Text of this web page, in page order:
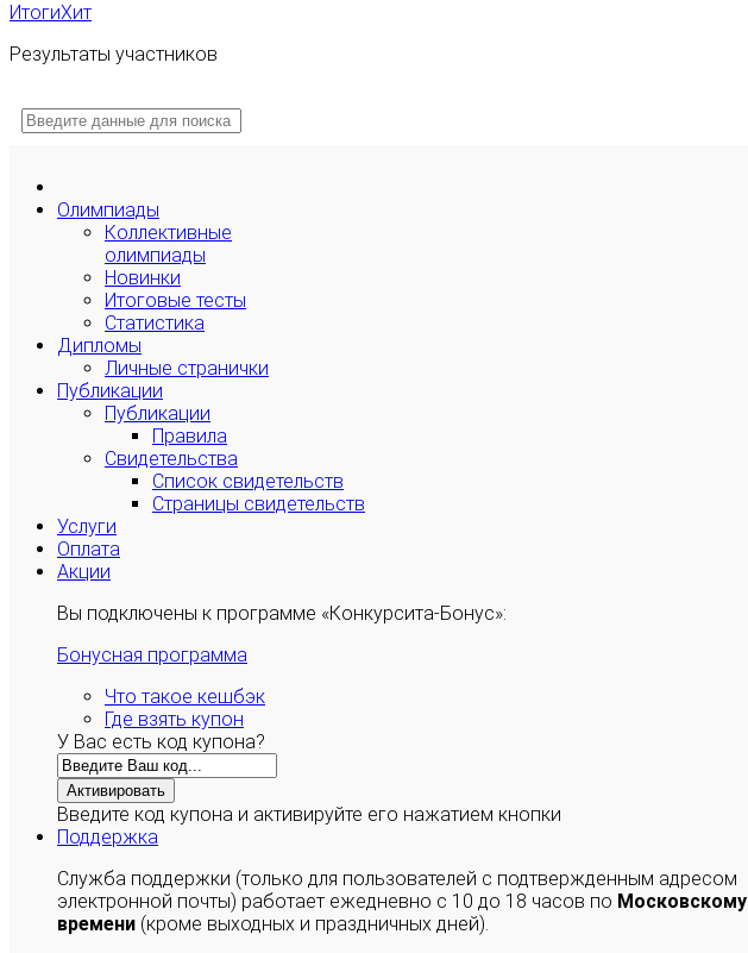
ИтогиХит
Результаты участников
Олимпиады
Коллективные
олимпиады
Новинки
Итоговые тесты
Статистика
Дипломы
Личные странички
Публикации
Публикации
Правила
Свидетельства
Список свидетельств
Страницы свидетельств
Услуги
Оплата
Акции
Вы подключены к программе «Конкурсита-Бонус»:
Бонусная программа
Что такое кешбэк
Где взять купон
У Вас есть код купона?
Активировать
Введите код купона и активируйте его нажатием кнопки
Поддержка
Служба поддержки (только для пользователей с подтвержденным адресом
электронной почты) работает ежедневно с 10 до 18 часов по Московскому
времени (кроме выходных и праздничных дней).